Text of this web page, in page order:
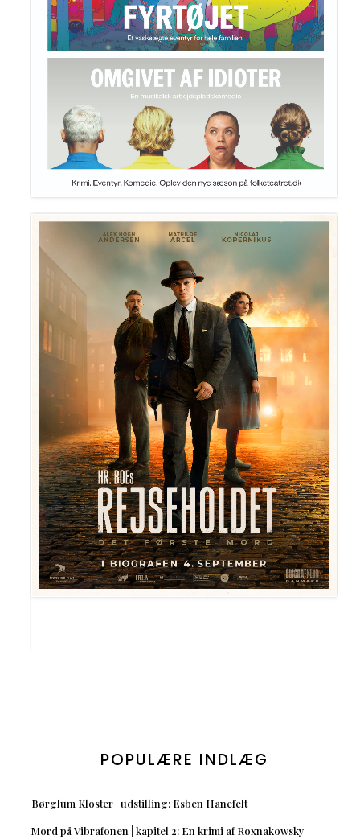
POPULÆRE INDLÆG
Børglum Kloster | udstilling: Esben Hanefelt
Mord på Vibrafonen | kapitel 2: En krimi af Roxnakowsky